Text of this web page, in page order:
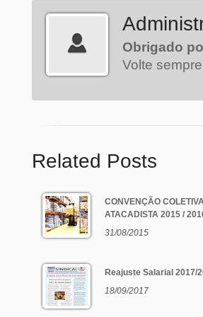
Obrigado
Volte sempre
Related Posts
CONVENÇÃO COLETIVA
ATACADISTA 2015 /
31/08/2015
Reajuste Salarial 2017/
18/09/2017